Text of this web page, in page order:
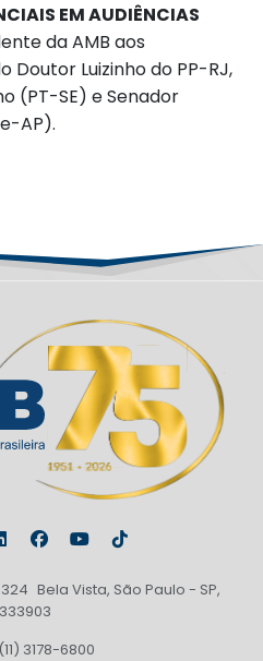
EM AUDIÊNCIAS
da AMB aos
Luizinho do PP-RJ,
(PT-SE) e Senador
AP).
Bela Vista, São Paulo - SP,
3178-6800